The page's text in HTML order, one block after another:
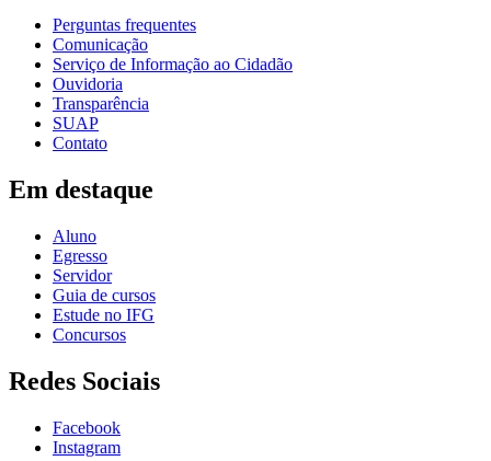
Perguntas frequentes
Comunicação
Serviço de Informação ao Cidadão
Ouvidoria
Transparência
SUAP
Contato
Em destaque
Aluno
Egresso
Servidor
Guia de cursos
Estude no IFG
Concursos
Redes Sociais
Facebook
Instagram